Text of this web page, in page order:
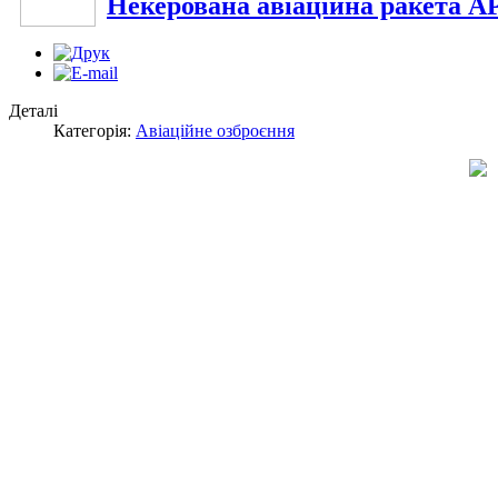
Деталі
Категорія: Авіаційне озброєння